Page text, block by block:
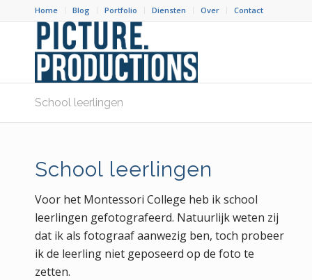
Home Blog Portfolio Diensten Over Contact
School leerlingen
School leerlingen
Voor het Montessori College heb ik school
leerlingen gefotografeerd. Natuurlijk weten zij
dat ik als fotograaf aanwezig ben, toch probeer
ik de leerling niet geposeerd op de foto te
zetten.